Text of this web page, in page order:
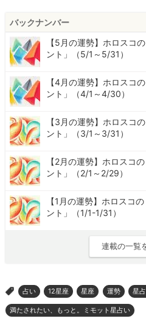
バックナンバー
【5月の運勢】ホロスコ
ント」（5/1～5/31）
【4月の運勢】ホロスコ
ント」（4/1～4/30）
【3月の運勢】ホロスコ
ント」（3/1～3/31）
【2月の運勢】ホロスコ
ント」（2/1～2/29）
【1月の運勢】ホロスコ
ント」（1/1-1/31）
連載の一覧
> 占い 12星座 星座 運勢 星
満たされたい、もっと。ミモット星占い